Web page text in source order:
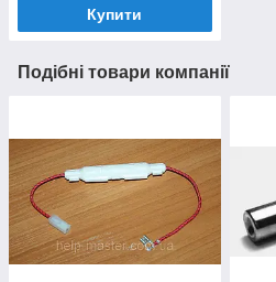
Купити
Подібні товари компанії